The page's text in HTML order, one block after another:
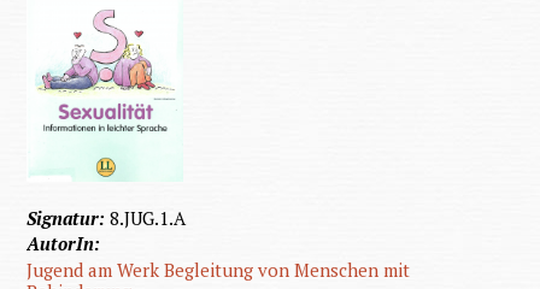
Signatur:8.JUG.1.A
AutorIn:
Jugend am Werk Begleitung von Menschen mit